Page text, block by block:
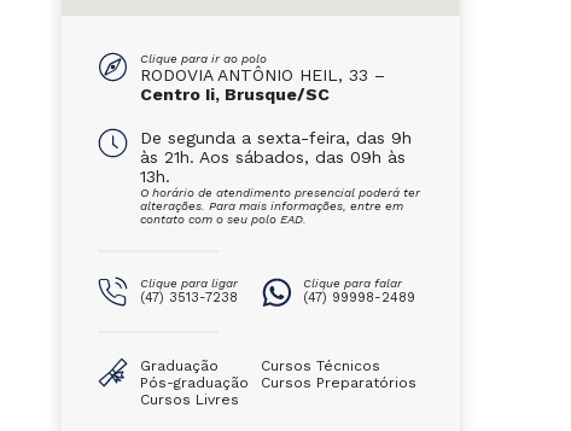
Clique para ir ao polo
RODOVIA ANTÔNIO HEIL, 33 –
Centro Ii, Brusque/SC
De segunda a sexta-feira, das 9h
às 21h. Aos sábados, das 09h às
13h.
O horário de atendimento presencial poderá ter
alterações. Para mais informações, entre em
contato com o seu polo EAD.
Clique para ligar
(47) 3513-7238
Clique para falar
(47) 99998-2489
Graduação
Pós-graduação
Cursos Livres
Cursos Técnicos
Cursos Preparatórios